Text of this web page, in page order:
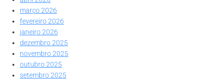
março 2026
fevereiro 2026
janeiro 2026
dezembro 2025
novembro 2025
outubro 2025
setembro 2025